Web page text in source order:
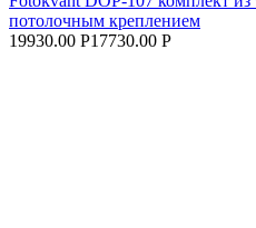
потолочным креплением
19930.00 Р17730.00 Р